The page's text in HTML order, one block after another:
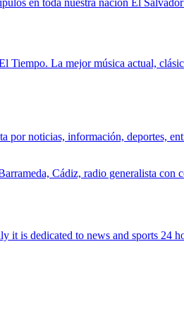
en toda nuestra nación El
La mejor música actual,
noticias, información, deportes,
Cádiz, radio generalista
dedicated to news and sports 24